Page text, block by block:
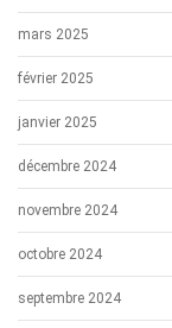
mars 2025
février 2025
janvier 2025
décembre 2024
novembre 2024
octobre 2024
septembre 2024